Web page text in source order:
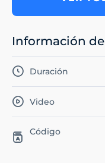
Información de
Duración
Video
Código